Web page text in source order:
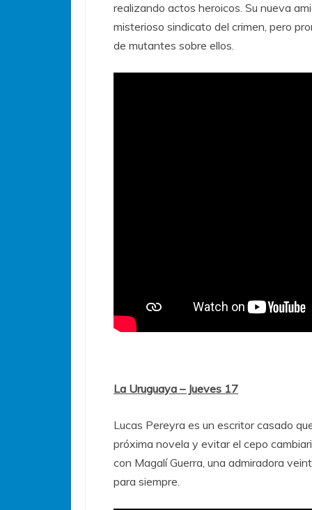
realizando actos heroicos. Su nueva
misterioso sindicato del crimen, pero
de mutantes sobre ellos.
La Uruguaya – Jueves 17
Lucas Pereyra es un escritor casado
próxima novela y evitar el cepo
con Magalí Guerra, una admiradora
para siempre.